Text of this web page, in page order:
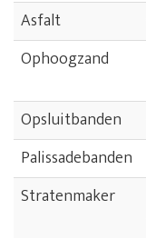
Asfalt
Ophoogzand
Opsluitbanden
Palissadebanden
Stratenmaker